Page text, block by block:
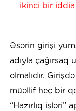
ikinci bir iddia
Əsərin girişi
adıyla çağırsaq
olmalıdır.
müəllif heç bir
“Hazırlıq işləri”